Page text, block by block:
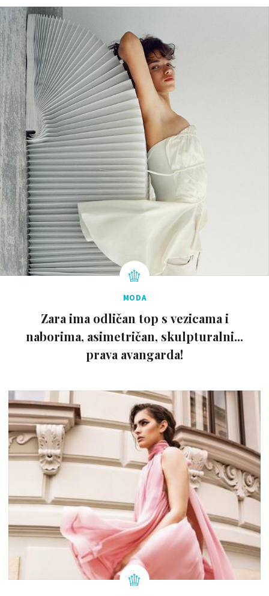
MODA
Zara ima odličan top s vezicama i
naborima, asimetričan, skulpturalni...
prava avangarda!